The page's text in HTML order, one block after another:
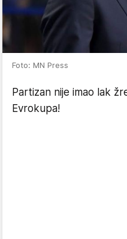
Foto: MN Press
Partizan nije imao lak
Evrokupa!